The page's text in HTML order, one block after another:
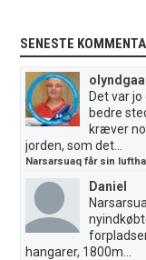
SENESTE
Det var
bedre
kræver
jorden, som det...
Narsarsuaq får sin
Daniel
hangarer, 1800m...